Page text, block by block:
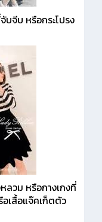
บจีบ หรือกระโปรง
ลวม หรือกางเกงที่
เสื้อแจ๊คเก็ตตัว